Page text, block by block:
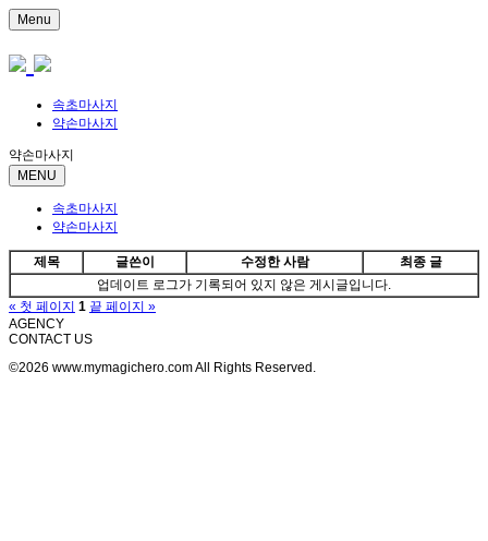
Menu
속초마사지
약손마사지
약손마사지
MENU
속초마사지
약손마사지
제목 글쓴이 수정한 사람
최종 글
업데이트 로그가 기록되어 있지 않은 게시글입니다.
« 첫 페이지 1 끝 페이지 »
AGENCY
CONTACT US
©2026 www.mymagichero.com All Rights Reserved.